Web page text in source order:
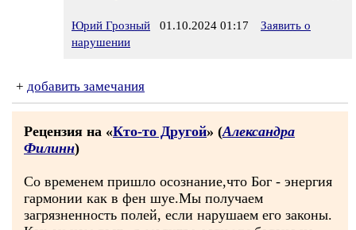
Юрий Грозный 01.10.2024 01:17
Заявить о
нарушении
+ добавить замечания
Рецензия на «Кто-то Другой» (Александра
Филинн)
Со временем пришло осознание,что Бог - энергия
гармонии как в фен шуе.Мы получаем
загрязненность полей, если нарушаем его законы.